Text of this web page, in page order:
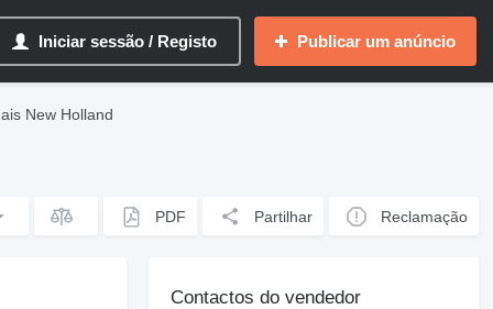
Iniciar sessão / Registo Publicar um anúncio
New Holland
PDF Partilhar Reclamação
Contactos do vendedor